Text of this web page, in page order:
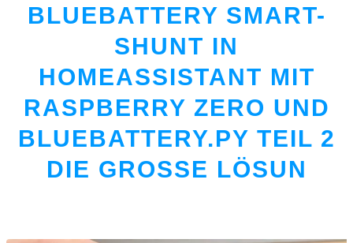
BLUEBATTERY SMART-
SHUNT IN
HOMEASSISTANT MIT
RASPBERRY ZERO UND
BLUEBATTERY.PY TEIL 2
DIE GROSSE LÖSUN